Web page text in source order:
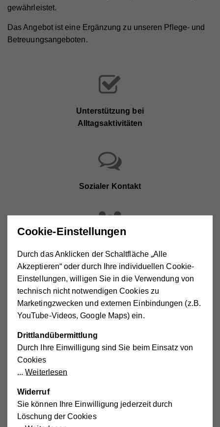
gewährleistet.
Das Angebot ist eine Ergänzung zu unseren Pflege- und
Betreuungsangeboten.
Unterstützung bei
Alltagsaktivitäten
Sozialer Kontakt
Entlastung der
pflegenden
Angehörigen
Wer kann die soziale
Alltagsbegleitung in Anspruch
nehmen?
Die Voraussetzungen sind der Bezug von Pflegegeld
Die Kosten
Cookie-Einstellungen
Durch das Anklicken der Schaltfläche „Alle
Akzeptieren“ oder durch Ihre individuellen Cookie-
Einstellungen, willigen Sie in die Verwendung von
technisch nicht notwendigen Cookies zu
Marketingzwecken und externen Einbindungen (z.B.
YouTube-Videos, Google Maps) ein.
Drittlandübermittlung
Durch Ihre Einwilligung sind Sie beim Einsatz von
Cookies
Weiterlesen
Widerruf
Sie können Ihre Einwilligung jederzeit durch
Löschung der Cookies